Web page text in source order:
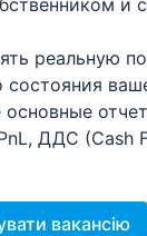
и
реальную
состояния
основные
ДДС (Cash
вакансію